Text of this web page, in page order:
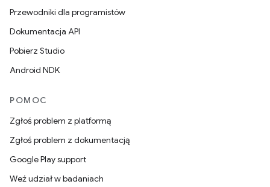
Przewodniki dla programistów
Dokumentacja API
Pobierz Studio
Android NDK
POMOC
Zgłoś problem z platformą
Zgłoś problem z dokumentacją
Google Play support
Weź udział w badaniach